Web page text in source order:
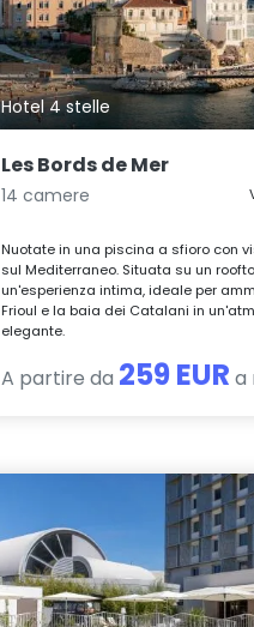
Hotel 4 stelle
Les Bords de Mer
14 camere
Nuotate in una piscina a sfioro con
sul Mediterraneo. Situata su un
un'esperienza intima, ideale per
Frioul e la baia dei Catalani in
elegante.
A partire da 259 EUR a